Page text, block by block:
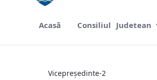
Acasă Consiliul Judetean
Vicepreședinte-2